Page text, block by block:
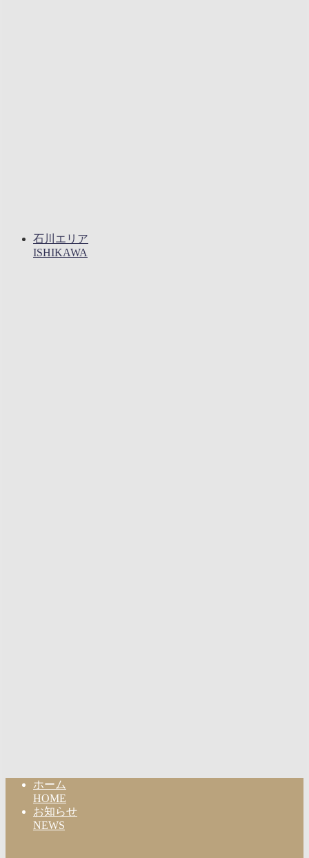
石川エリア
ISHIKAWA
ホーム
HOME
お知らせ
NEWS